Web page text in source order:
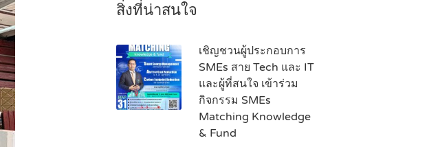
สิ่งที่น่าสนใจ
เชิญชวนผู้ประกอบการ
SMEs สาย Tech และ IT
และผู้ที่สนใจ เข้าร่วม
กิจกรรม SMEs
Matching Knowledge
& Fund